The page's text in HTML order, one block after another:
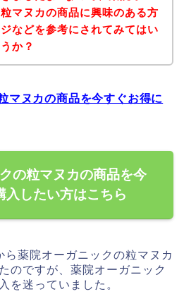
マヌカの商品に興味のある方
などを参考にされてみてはい
か？
マヌカの商品を今すぐお得に
の粒マヌカの商品を今
入したい方はこちら
薬院オーガニックの粒マヌカ
のですが、薬院オーガニック
を迷っていました。